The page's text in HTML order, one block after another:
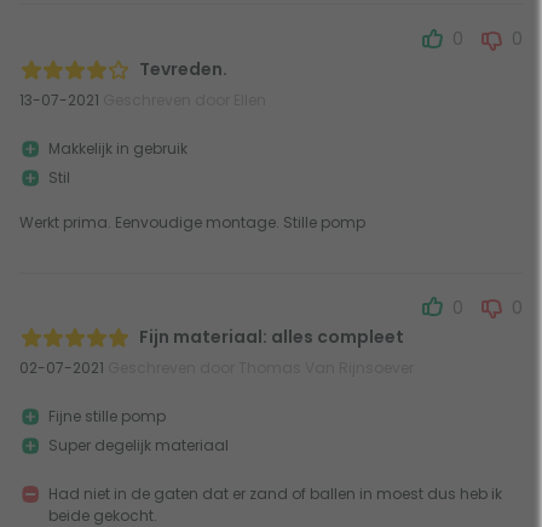
Tevreden.
13-07-2021
0 0
Werkt prima. Eenvoudige montage. Stille pomp
Makkelijk in gebruik
Stil
Fijn materiaal: alles compleet
02-07-2021
0 0
Fijne stille pomp
Super degelijk materiaal
Had niet in de gaten dat er zand of ballen in moest dus heb ik
beide gekocht.